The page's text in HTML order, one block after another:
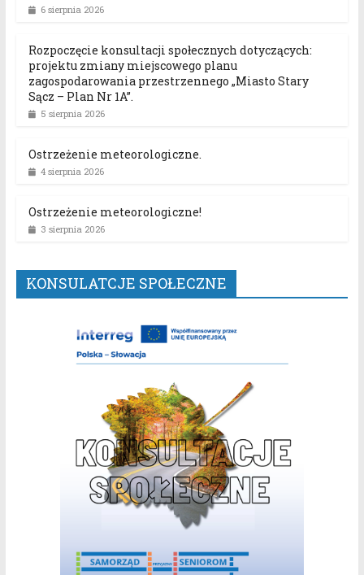
6 sierpnia 2026
Rozpoczęcie konsultacji społecznych dotyczących:
projektu zmiany miejscowego planu
zagospodarowania przestrzennego „Miasto Stary
Sącz – Plan Nr 1A”.
5 sierpnia 2026
Ostrzeżenie meteorologiczne.
4 sierpnia 2026
Ostrzeżenie meteorologiczne!
3 sierpnia 2026
KONSULATCJE SPOŁECZNE